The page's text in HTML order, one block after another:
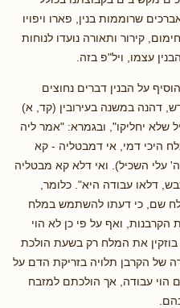
שרוממות בנין, פארו ויפויו
קירור ותאורה נועדו לנוחות
עצמו, ויל"פ בזה.
על הבנין דברים נחוצים
דהנה במשנה בעירובין (קד, א)
שלא יחליקו", ובגמרא: "אמר ליה
היכי דמי, אי דמבטליה - קא
עלי השכיל). ואי דלא קא מבטליה
דלאו עבודה היא". כלומר,
שם, כי דעתו להשתמש במלח
הקרבנות, ואף על פי כן לא הוי
בוזקין את המלח רק בשעת הולכת
של הקרבן תלויה בזריקת הדם על
הוי עבודה, אך הולכתם למזבח